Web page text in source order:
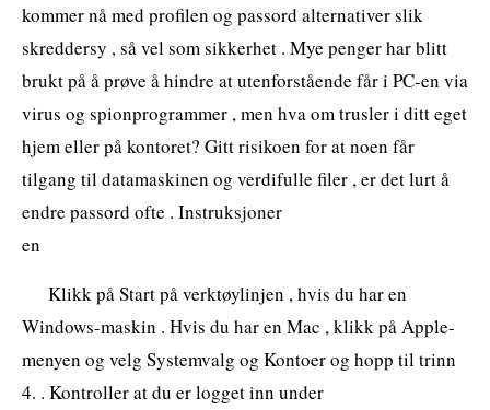
kommer nå med profilen og passord alternativer slik
skreddersy , så vel som sikkerhet . Mye penger har blitt
brukt på å prøve å hindre at utenforstående får i PC-en via
virus og spionprogrammer , men hva om trusler i ditt eget
hjem eller på kontoret? Gitt risikoen for at noen får
tilgang til datamaskinen og verdifulle filer , er det lurt å
endre passord ofte . Instruksjoner
en
Klikk på Start på verktøylinjen , hvis du har en
Windows-maskin . Hvis du har en Mac , klikk på Apple-
menyen og velg Systemvalg og Kontoer og hopp til trinn
4. . Kontroller at du er logget inn under